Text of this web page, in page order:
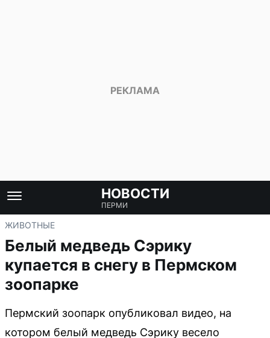
НОВОСТИ
ПЕРМИ
ЖИВОТНЫЕ
Белый медведь Сэрику
купается в снегу в Пермском
зоопарке
Пермский зоопарк опубликовал видео, на
котором белый медведь Сэрику весело